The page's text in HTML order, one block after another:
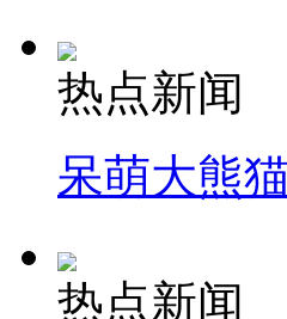
热点新闻
呆萌大熊
热点新闻